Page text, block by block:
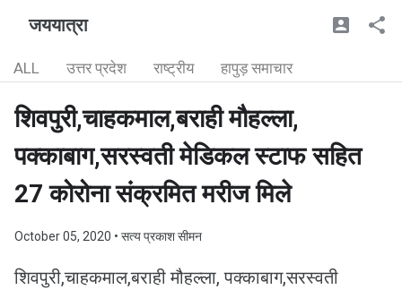
जययात्रा
ALL उत्तर प्रदेश राष्ट्रीय हापुड़ समाचार
शिवपुरी,चाहकमाल,बराही मौहल्ला,
पक्काबाग,सरस्वती मेडिकल स्टाफ सहित
27 कोरोना संक्रमित मरीज मिले
October 05, 2020 • सत्य प्रकाश सीमन
शिवपुरी,चाहकमाल,बराही मौहल्ला, पक्काबाग,सरस्वती